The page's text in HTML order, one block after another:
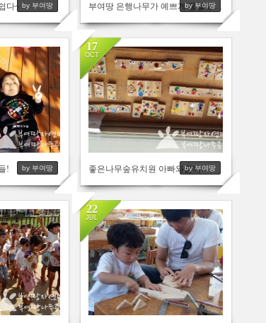
다~ by 부여땅 부여땅 은행나무가 예쁘게 물들었어요^^ -전주홍산초등학교병설유치원 친구들
by 부여땅
! by 부여땅 좋은나무숲유치원 아빠와함께
17
OCT
by 부여땅
3043
22
JUL
2933